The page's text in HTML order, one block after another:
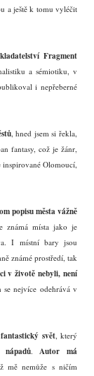
a ještě k tomu vyléčit
Fragment
a sémiotiku, v
i nepřeberné
, hned jsem si řekla,
fantasy, což je žánr,
inspirované Olomoucí,
popisu města vážně
známá místa jako je
I místní bary jsou
známé prostředí, tak
v životě nebyli, není
se nejvíce odehrává v
svět, který
.Autor má
mě nemůže s ničím